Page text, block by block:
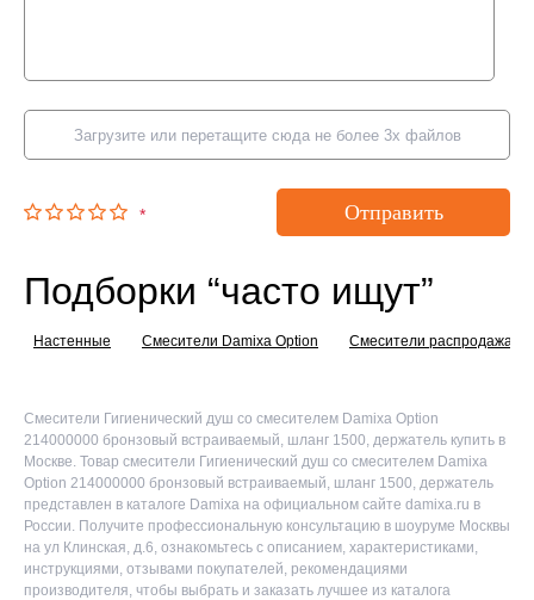
Загрузите или перетащите сюда не более 3х файлов
* Отправить
Подборки “часто ищут”
Настенные Смесители Damixa Option Смесители распродажа
Смесители Гигиенический душ со смесителем Damixa Option
214000000 бронзовый встраиваемый, шланг 1500, держатель купить в
Москве. Товар смесители Гигиенический душ со смесителем Damixa
Option 214000000 бронзовый встраиваемый, шланг 1500, держатель
представлен в каталоге Damixa на официальном сайте damixa.ru в
России. Получите профессиональную консультацию в шоуруме Москвы
на ул Клинская, д.6, ознакомьтесь с описанием, характеристиками,
инструкциями, отзывами покупателей, рекомендациями
производителя, чтобы выбрать и заказать лучшее из каталога